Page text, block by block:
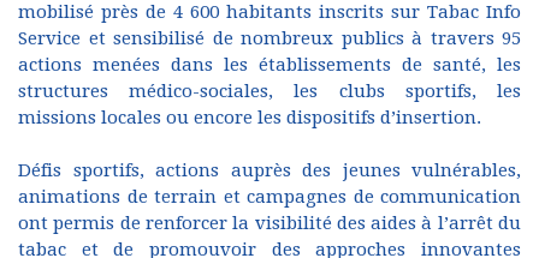
mobilisé près de 4 600 habitants inscrits sur Tabac Info
Service et sensibilisé de nombreux publics à travers 95
actions menées dans les établissements de santé, les
structures médico-sociales, les clubs sportifs, les
missions locales ou encore les dispositifs d’insertion.
Défis sportifs, actions auprès des jeunes vulnérables,
animations de terrain et campagnes de communication
ont permis de renforcer la visibilité des aides à l’arrêt du
tabac et de promouvoir des approches innovantes